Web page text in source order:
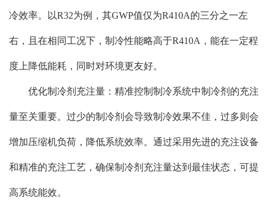
冷效率。以R32为例，其GWP值仅为R410A的三分之一左
右，且在相同工况下，制冷性能略高于R410A，能在一定程
度上降低能耗，同时对环境更友好。
优化制冷剂充注量：精准控制制冷系统中制冷剂的充注
量至关重要。过少的制冷剂会导致制冷效果不佳，过多则会
增加压缩机负荷，降低系统效率。通过采用先进的充注设备
和精准的充注工艺，确保制冷剂充注量达到最佳状态，可提
高系统能效。